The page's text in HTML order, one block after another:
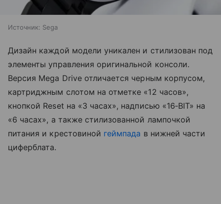
Источник: Sega
Дизайн каждой модели уникален и стилизован под
элементы управления оригинальной консоли.
Версия Mega Drive отличается черным корпусом,
картриджным слотом на отметке «12 часов»,
кнопкой Reset на «3 часах», надписью «16‑BIT» на
«6 часах», а также стилизованной лампочкой
питания и крестовиной геймпада в нижней части
циферблата.